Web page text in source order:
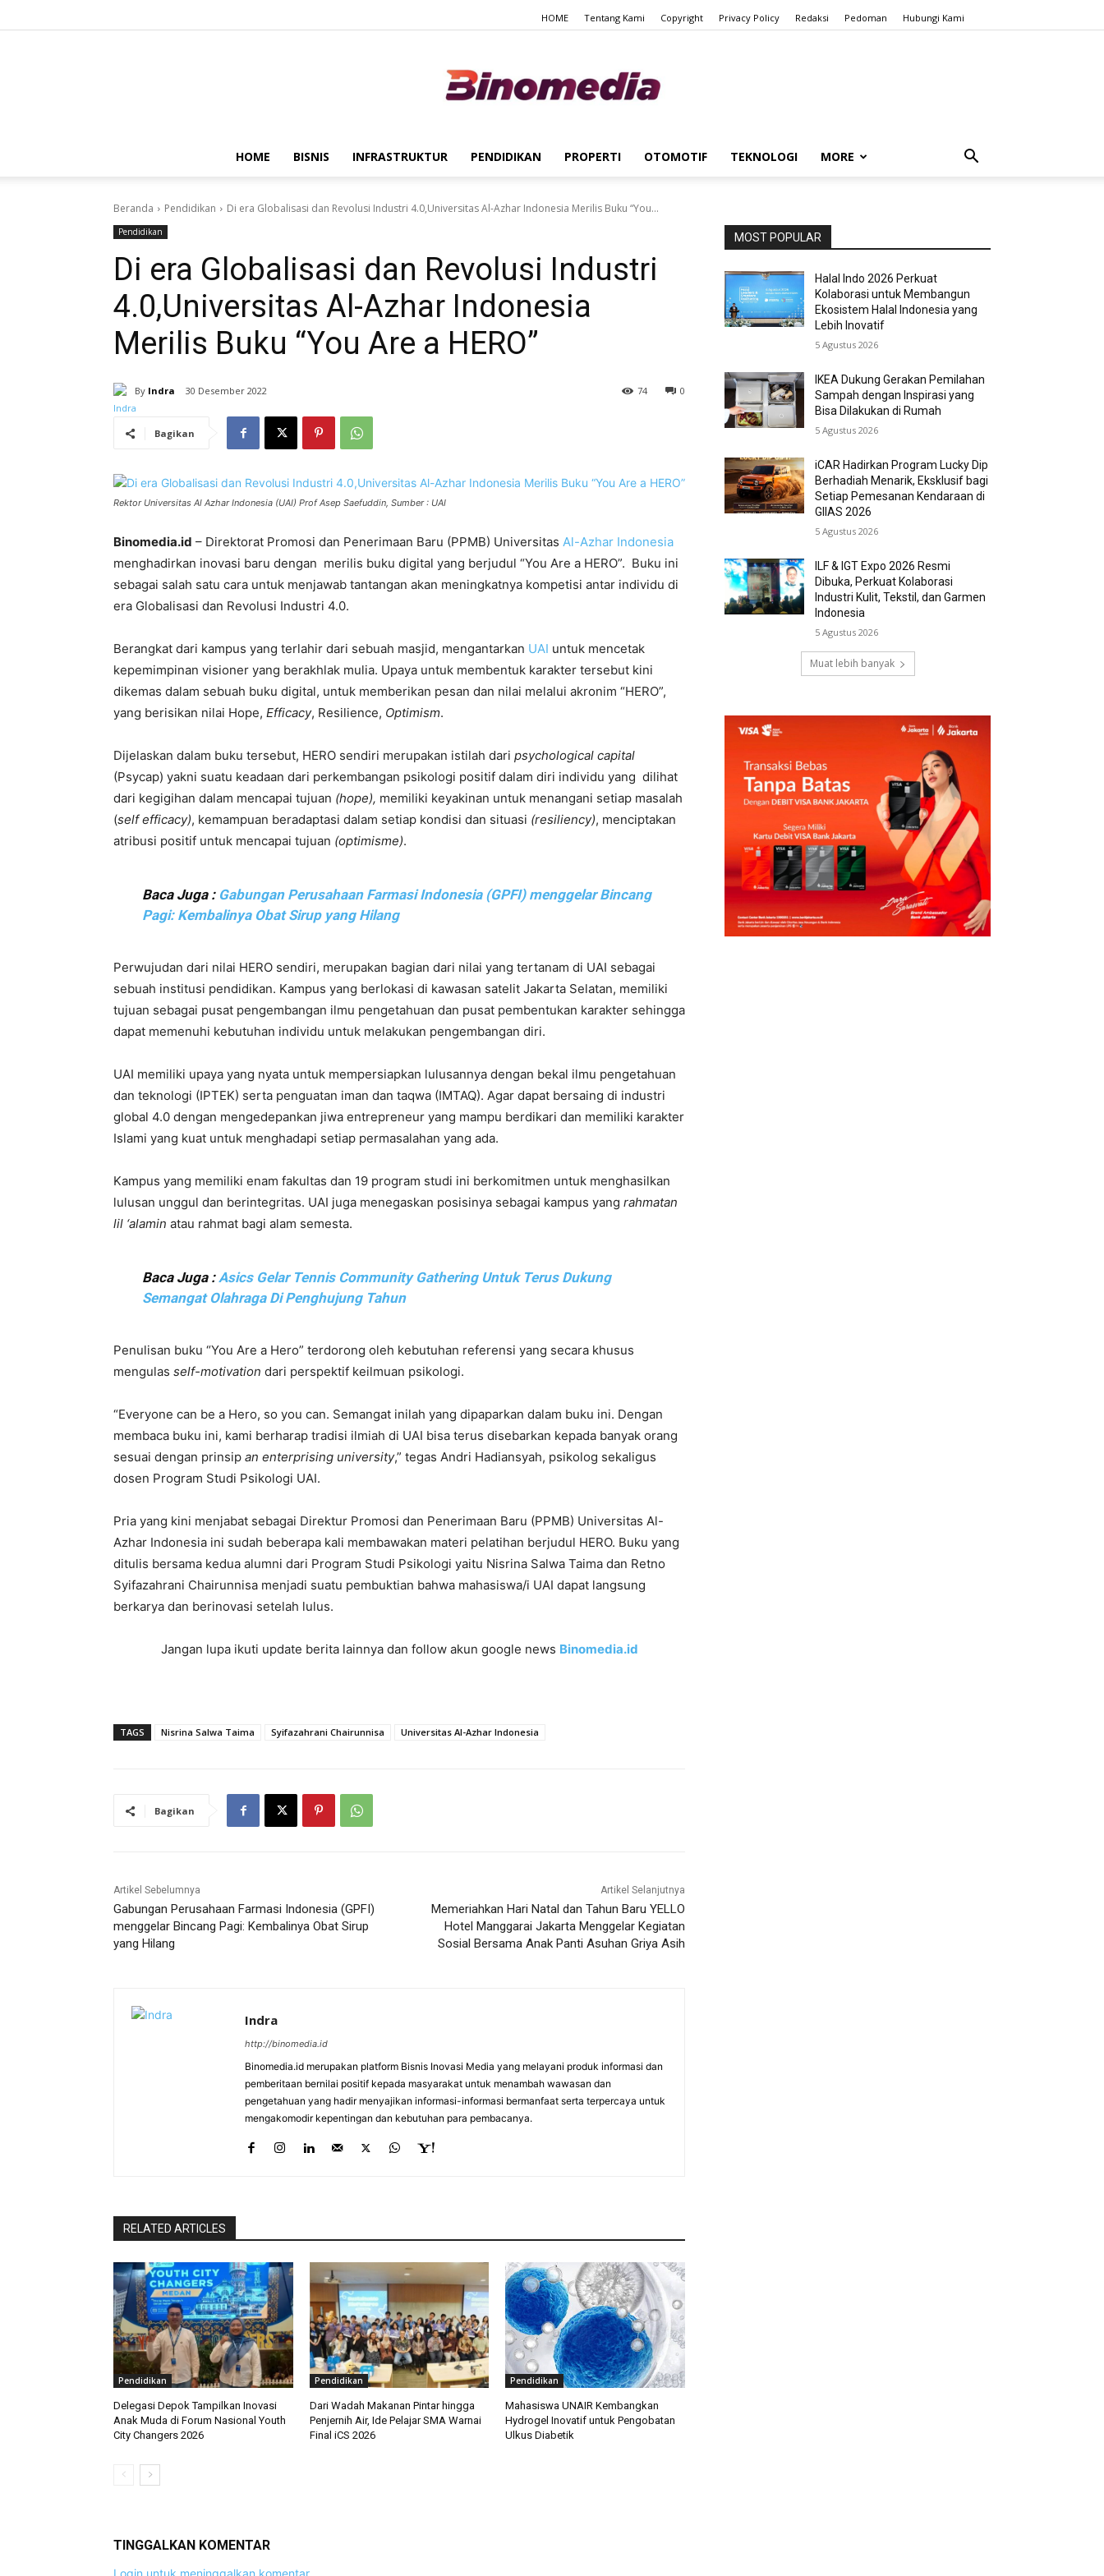
HOME Tentang Kami Copyright Privacy Policy Redaksi Pedoman Hubungi Kami
HOME BISNIS INFRASTRUKTUR PENDIDIKAN PROPERTI OTOMOTIF TEKNOLOGI MORE
Beranda Pendidikan Di era Globalisasi dan Revolusi Industri 4.0,Universitas Al-Azhar Indonesia Merilis Buku “You...
Pendidikan
Di era Globalisasi dan Revolusi Industri
4.0,Universitas Al-Azhar Indonesia
Merilis Buku “You Are a HERO”
By Indra 30 Desember 2022 0
74
Bagikan
Rektor Universitas Al Azhar Indonesia (UAI) Prof Asep Saefuddin, Sumber : UAI
Binomedia.id – Direktorat Promosi dan Penerimaan Baru (PPMB) Universitas Al-Azhar Indonesia
menghadirkan inovasi baru dengan merilis buku digital yang berjudul “You Are a HERO”. Buku ini
sebagai salah satu cara untuk menjawab tantangan akan meningkatnya kompetisi antar individu di
era Globalisasi dan Revolusi Industri 4.0.
Berangkat dari kampus yang terlahir dari sebuah masjid, mengantarkan UAI untuk mencetak
kepemimpinan visioner yang berakhlak mulia. Upaya untuk membentuk karakter tersebut kini
dikemas dalam sebuah buku digital, untuk memberikan pesan dan nilai melalui akronim “HERO”,
yang berisikan nilai Hope, Efficacy, Resilience, Optimism.
Dijelaskan dalam buku tersebut, HERO sendiri merupakan istilah dari psychological capital
(Psycap) yakni suatu keadaan dari perkembangan psikologi positif dalam diri individu yang dilihat
dari kegigihan dalam mencapai tujuan (hope), memiliki keyakinan untuk menangani setiap masalah
(self efficacy), kemampuan beradaptasi dalam setiap kondisi dan situasi (resiliency), menciptakan
atribusi positif untuk mencapai tujuan (optimisme).
Baca Juga : Gabungan Perusahaan Farmasi Indonesia (GPFI) menggelar Bincang
Pagi: Kembalinya Obat Sirup yang Hilang
Perwujudan dari nilai HERO sendiri, merupakan bagian dari nilai yang tertanam di UAI sebagai
sebuah institusi pendidikan. Kampus yang berlokasi di kawasan satelit Jakarta Selatan, memiliki
tujuan sebagai pusat pengembangan ilmu pengetahuan dan pusat pembentukan karakter sehingga
dapat memenuhi kebutuhan individu untuk melakukan pengembangan diri.
UAI memiliki upaya yang nyata untuk mempersiapkan lulusannya dengan bekal ilmu pengetahuan
dan teknologi (IPTEK) serta penguatan iman dan taqwa (IMTAQ). Agar dapat bersaing di industri
global 4.0 dengan mengedepankan jiwa entrepreneur yang mampu berdikari dan memiliki karakter
Islami yang kuat untuk menghadapi setiap permasalahan yang ada.
Kampus yang memiliki enam fakultas dan 19 program studi ini berkomitmen untuk menghasilkan
lulusan unggul dan berintegritas. UAI juga menegaskan posisinya sebagai kampus yang rahmatan
lil ‘alamin atau rahmat bagi alam semesta.
Baca Juga :Asics Gelar Tennis Community Gathering Untuk Terus Dukung
Semangat Olahraga Di Penghujung Tahun
Penulisan buku “You Are a Hero” terdorong oleh kebutuhan referensi yang secara khusus
mengulas self-motivation dari perspektif keilmuan psikologi.
“Everyone can be a Hero, so you can. Semangat inilah yang dipaparkan dalam buku ini. Dengan
membaca buku ini, kami berharap tradisi ilmiah di UAI bisa terus disebarkan kepada banyak orang
sesuai dengan prinsip an enterprising university,” tegas Andri Hadiansyah, psikolog sekaligus
dosen Program Studi Psikologi UAI.
Pria yang kini menjabat sebagai Direktur Promosi dan Penerimaan Baru (PPMB) Universitas Al-
Azhar Indonesia ini sudah beberapa kali membawakan materi pelatihan berjudul HERO. Buku yang
ditulis bersama kedua alumni dari Program Studi Psikologi yaitu Nisrina Salwa Taima dan Retno
Syifazahrani Chairunnisa menjadi suatu pembuktian bahwa mahasiswa/i UAI dapat langsung
berkarya dan berinovasi setelah lulus.
Jangan lupa ikuti update berita lainnya dan follow akun google news Binomedia.id
TAGS Nisrina Salwa Taima Syifazahrani Chairunnisa Universitas Al-Azhar Indonesia
Bagikan
Artikel Sebelumnya
Gabungan Perusahaan Farmasi Indonesia (GPFI)
menggelar Bincang Pagi: Kembalinya Obat Sirup
yang Hilang
Artikel Selanjutnya
Memeriahkan Hari Natal dan Tahun Baru YELLO
Hotel Manggarai Jakarta Menggelar Kegiatan
Sosial Bersama Anak Panti Asuhan Griya Asih
Indra
http://binomedia.id
Binomedia.id merupakan platform Bisnis Inovasi Media yang melayani produk informasi dan
pemberitaan bernilai positif kepada masyarakat untuk menambah wawasan dan
pengetahuan yang hadir menyajikan informasi-informasi bermanfaat serta terpercaya untuk
mengakomodir kepentingan dan kebutuhan para pembacanya.
RELATED ARTICLES
Pendidikan
Delegasi Depok Tampilkan Inovasi
Anak Muda di Forum Nasional Youth
City Changers 2026
Pendidikan
Dari Wadah Makanan Pintar hingga
Penjernih Air, Ide Pelajar SMA Warnai
Final iCS 2026
Pendidikan
Mahasiswa UNAIR Kembangkan
Hydrogel Inovatif untuk Pengobatan
Ulkus Diabetik
TINGGALKAN KOMENTAR
MOST POPULAR
Halal Indo 2026 Perkuat
Kolaborasi untuk Membangun
Ekosistem Halal Indonesia yang
Lebih Inovatif
5 Agustus 2026
IKEA Dukung Gerakan Pemilahan
Sampah dengan Inspirasi yang
Bisa Dilakukan di Rumah
5 Agustus 2026
iCAR Hadirkan Program Lucky Dip
Berhadiah Menarik, Eksklusif bagi
Setiap Pemesanan Kendaraan di
GIIAS 2026
5 Agustus 2026
ILF & IGT Expo 2026 Resmi
Dibuka, Perkuat Kolaborasi
Industri Kulit, Tekstil, dan Garmen
Indonesia
5 Agustus 2026
Muat lebih banyak